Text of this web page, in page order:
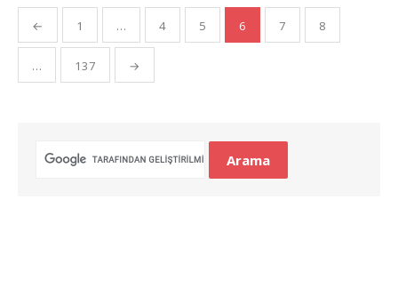
Yazı
gezinmesi
← 1 … 4 5 6 7 8
… 137 →